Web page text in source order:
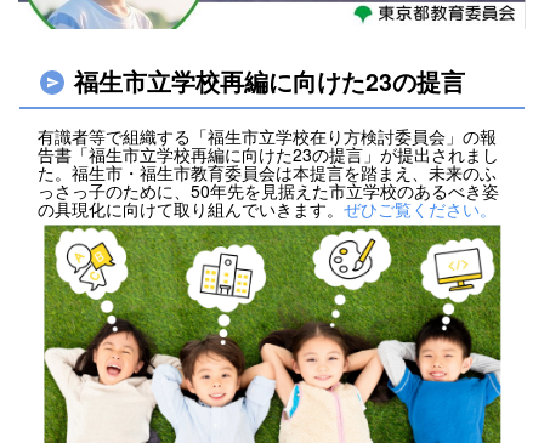
福生市立学校再編に向けた23の提言
有識者等で組織する「福生市立学校在り方検討委員会」の報
告書「福生市立学校再編に向けた23の提言」が提出されまし
た。福生市・福生市教育委員会は本提言を踏まえ、未来のふ
っさっ子のために、50年先を見据えた市立学校のあるべき姿
の具現化に向けて取り組んでいきます。 ぜひご覧ください。